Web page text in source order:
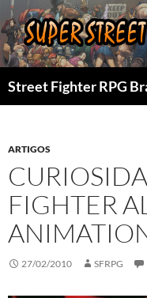
Pular
para
o
conteúdo
Street Fighter RPG
ARTIGOS
FIGHTER
27/02/2010 SFRPG